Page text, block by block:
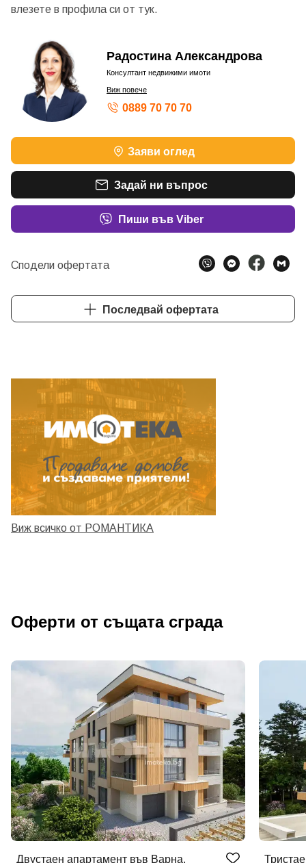
влезете в профила си от тук.
Радостина Александрова
Консултант недвижими имоти
Виж повече
0889 70 70 70
Заяви оглед
Задай ни въпрос
Пиши във Viber
Сподели офертата
Последвай офертата
Виж всичко от РОМАНТИКА
Оферти от същата сграда
Двустаен апартамент във Варна,